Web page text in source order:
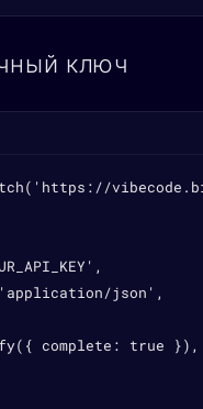
ключ
json',
complete: true }),